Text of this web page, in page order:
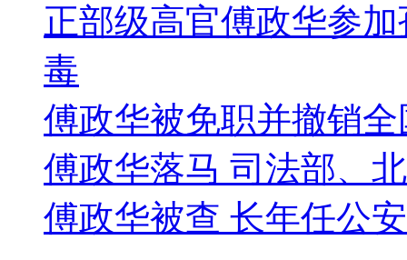
正部级高官傅政华参
毒
傅政华被免职并撤销
傅政华落马 司法部、
傅政华被查 长年任公